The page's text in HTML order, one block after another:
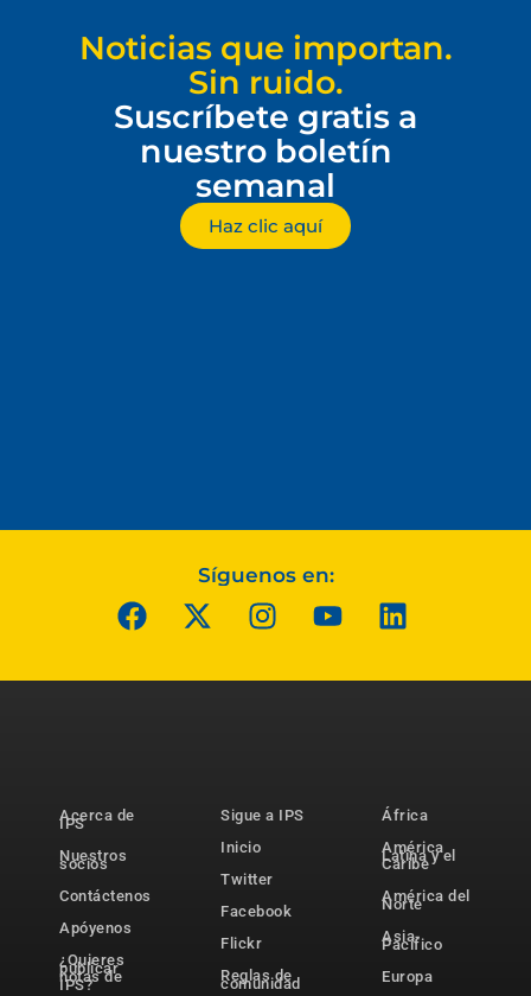
Noticias que importan.
Sin ruido.
Suscríbete gratis a
nuestro boletín
semanal
Haz clic aquí
Síguenos en:
Acerca de
IPS
Nuestros
socios
Contáctenos
Apóyenos
¿Quieres
publicar
notas de
IPS?
Sigue a IPS
Inicio
Twitter
Facebook
Flickr
Reglas de
comunidad
África
América
Latina y el
Caribe
América del
Norte
Asia-
Pacífico
Europa